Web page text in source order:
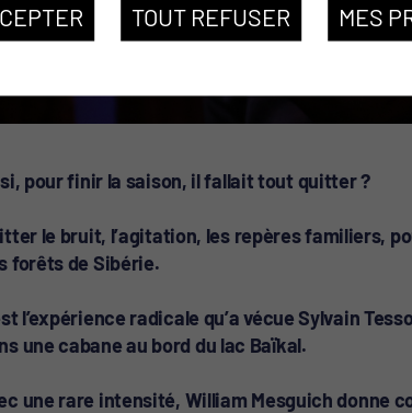
pour finir la saison, il fallait tout quitter ?
le bruit, l’agitation, les repères familiers,
forêts de Sibérie.
l’expérience radicale qu’a vécue Sylvain
une cabane au bord du lac Baïkal.
une rare intensité, William Mesguich donne
TOUT REFUSER MES